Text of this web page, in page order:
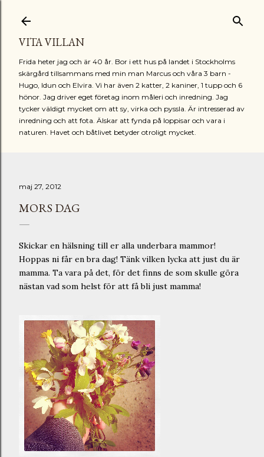
VITA VILLAN
Frida heter jag och är 40 år. Bor i ett hus på landet i Stockholms
skärgård tillsammans med min man Marcus och våra 3 barn -
Hugo, Idun och Elvira. Vi har även 2 katter, 2 kaniner, 1 tupp och 6
hönor. Jag driver eget företag inom måleri och inredning. Jag
tycker väldigt mycket om att sy, virka och pyssla. Är intresserad av
inredning och att fota. Älskar att fynda på loppisar och vara i
naturen. Havet och båtlivet betyder otroligt mycket.
maj 27, 2012
MORS DAG
Skickar en hälsning till er alla underbara mammor!
Hoppas ni får en bra dag! Tänk vilken lycka att just du är
mamma. Ta vara på det, för det finns de som skulle göra
nästan vad som helst för att få bli just mamma!